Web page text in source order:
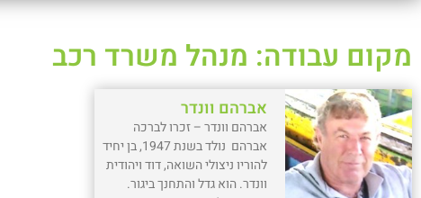
מקום עבודה: מנהל משרד רכב
אברהם וונדר
אברהם וונדר – זכרו לברכה
אברהם נולד בשנת 1947, בן יחיד
להוריו ניצולי השואה, דוד ויהודית
וונדר. הוא גדל והתחנך ביגור.